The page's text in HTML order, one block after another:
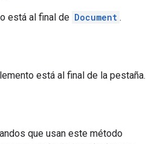
está al final de Document .
está al final de la pestaña.
que usan este método